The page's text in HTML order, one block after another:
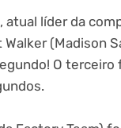
atual líder da
(Madison
O terceiro